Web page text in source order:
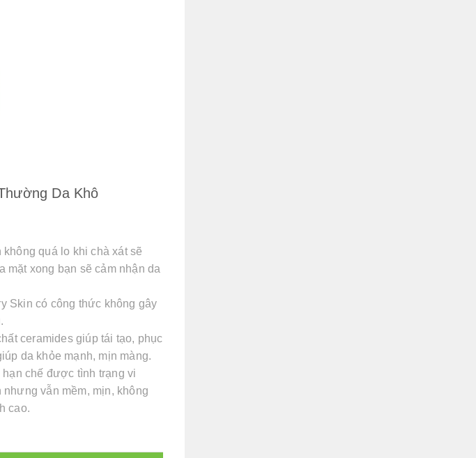
Da Khô
quá lo khi chà xát sẽ
mặt xong bạn sẽ cảm nhận da
Skin có công thức không gây
ceramides giúp tái tạo, phục
da khỏe mạnh, mịn màng.
chế được tình trạng vi
vẫn mềm, mịn, không
cao.